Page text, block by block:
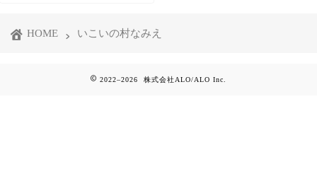
HOME いこいの村なみえ
2022–2026 株式会社ALO/ALO Inc.